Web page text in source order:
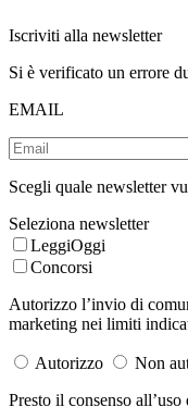
Iscriviti alla newsletter
Si è verificato un errore
EMAIL
Scegli quale newsletter
Seleziona newsletter
LeggiOggi
Concorsi
Autorizzo l’invio di
marketing nei limiti
Autorizzo
Non
Presto il consenso